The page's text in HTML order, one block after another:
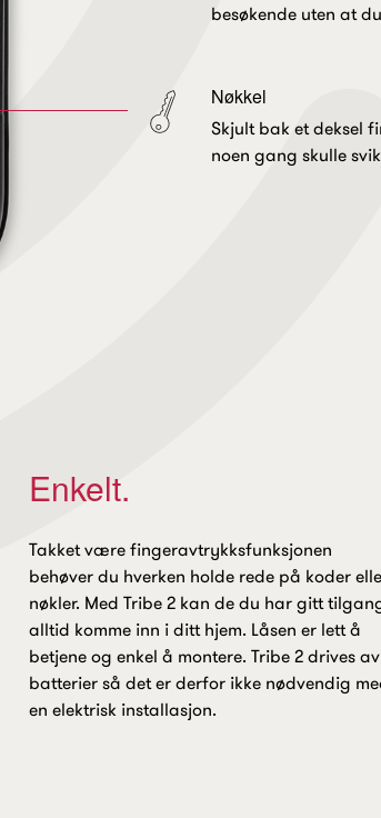
besøkende uten at
Nøkkel
Skjult bak et deksel
noen gang skulle
Enkelt.
Takket være fingeravtrykksfunksjonen
behøver du hverken holde rede på koder
nøkler. Med Tribe 2 kan de du har gitt
alltid komme inn i ditt hjem. Låsen er lett å
betjene og enkel å montere. Tribe 2 drives av
batterier så det er derfor ikke nødvendig
en elektrisk installasjon.